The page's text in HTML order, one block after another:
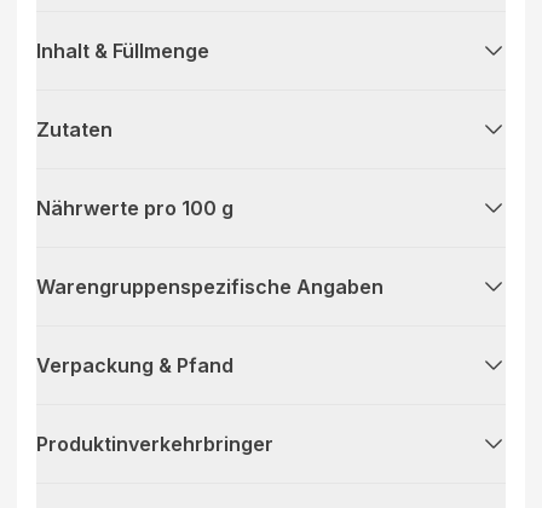
Inhalt & Füllmenge
Zutaten
Nährwerte pro 100 g
Warengruppenspezifische Angaben
Verpackung & Pfand
Produktinverkehrbringer